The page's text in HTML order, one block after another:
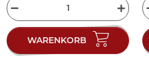
WARENKORB